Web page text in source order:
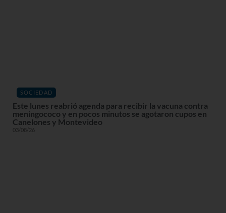
SOCIEDAD
Este lunes reabrió agenda para recibir la vacuna contra
meningococo y en pocos minutos se agotaron cupos en
Canelones y Montevideo
03/08/26